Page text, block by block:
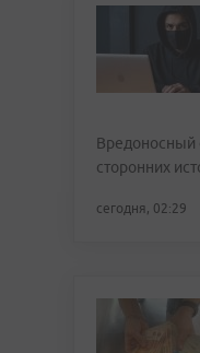
Вредоносный
сторонних
сегодня, 02:29